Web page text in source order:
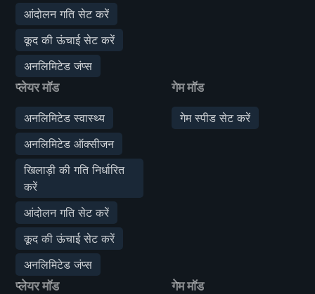
आंदोलन गति सेट करें
कूद की ऊंचाई सेट करें
अनलिमिटेड जंप्स
प्लेयर मॉड
अनलिमिटेड स्वास्थ्य
अनलिमिटेड ऑक्सीजन
खिलाड़ी की गति निर्धारित
करें
आंदोलन गति सेट करें
कूद की ऊंचाई सेट करें
अनलिमिटेड जंप्स
गेम मॉड
गेम स्पीड सेट करें
प्लेयर मॉड गेम मॉड